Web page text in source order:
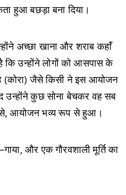
हुआ बछड़ा बना दिया।
अच्छा खाना और शराब कहाँ
कि उन्होंने लोगों को आसपास के
(कोरा) जैसे किसी ने इस आयोजन
उन्होंने कुछ सोना बेचकर वह सब
से, आयोजन भव्य रूप से हुआ।
और एक गौरवशाली मूर्ति का